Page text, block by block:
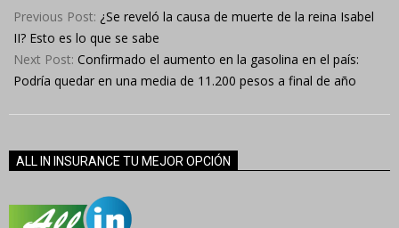
09-
13
Previous Post: ¿Se reveló la causa de muerte de la reina Isabel
II? Esto es lo que se sabe
Next Post: Confirmado el aumento en la gasolina en el país:
Podría quedar en una media de 11.200 pesos a final de año
ALL IN INSURANCE TU MEJOR OPCIÓN